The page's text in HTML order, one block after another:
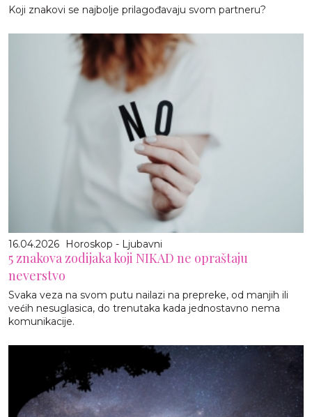
Koji znakovi se najbolje prilagođavaju svom partneru?
16.04.2026 Horoskop - Ljubavni
5 znakova zodijaka koji NIKAD ne opraštaju
neverstvo
Svaka veza na svom putu nailazi na prepreke, od manjih ili
većih nesuglasica, do trenutaka kada jednostavno nema
komunikacije.